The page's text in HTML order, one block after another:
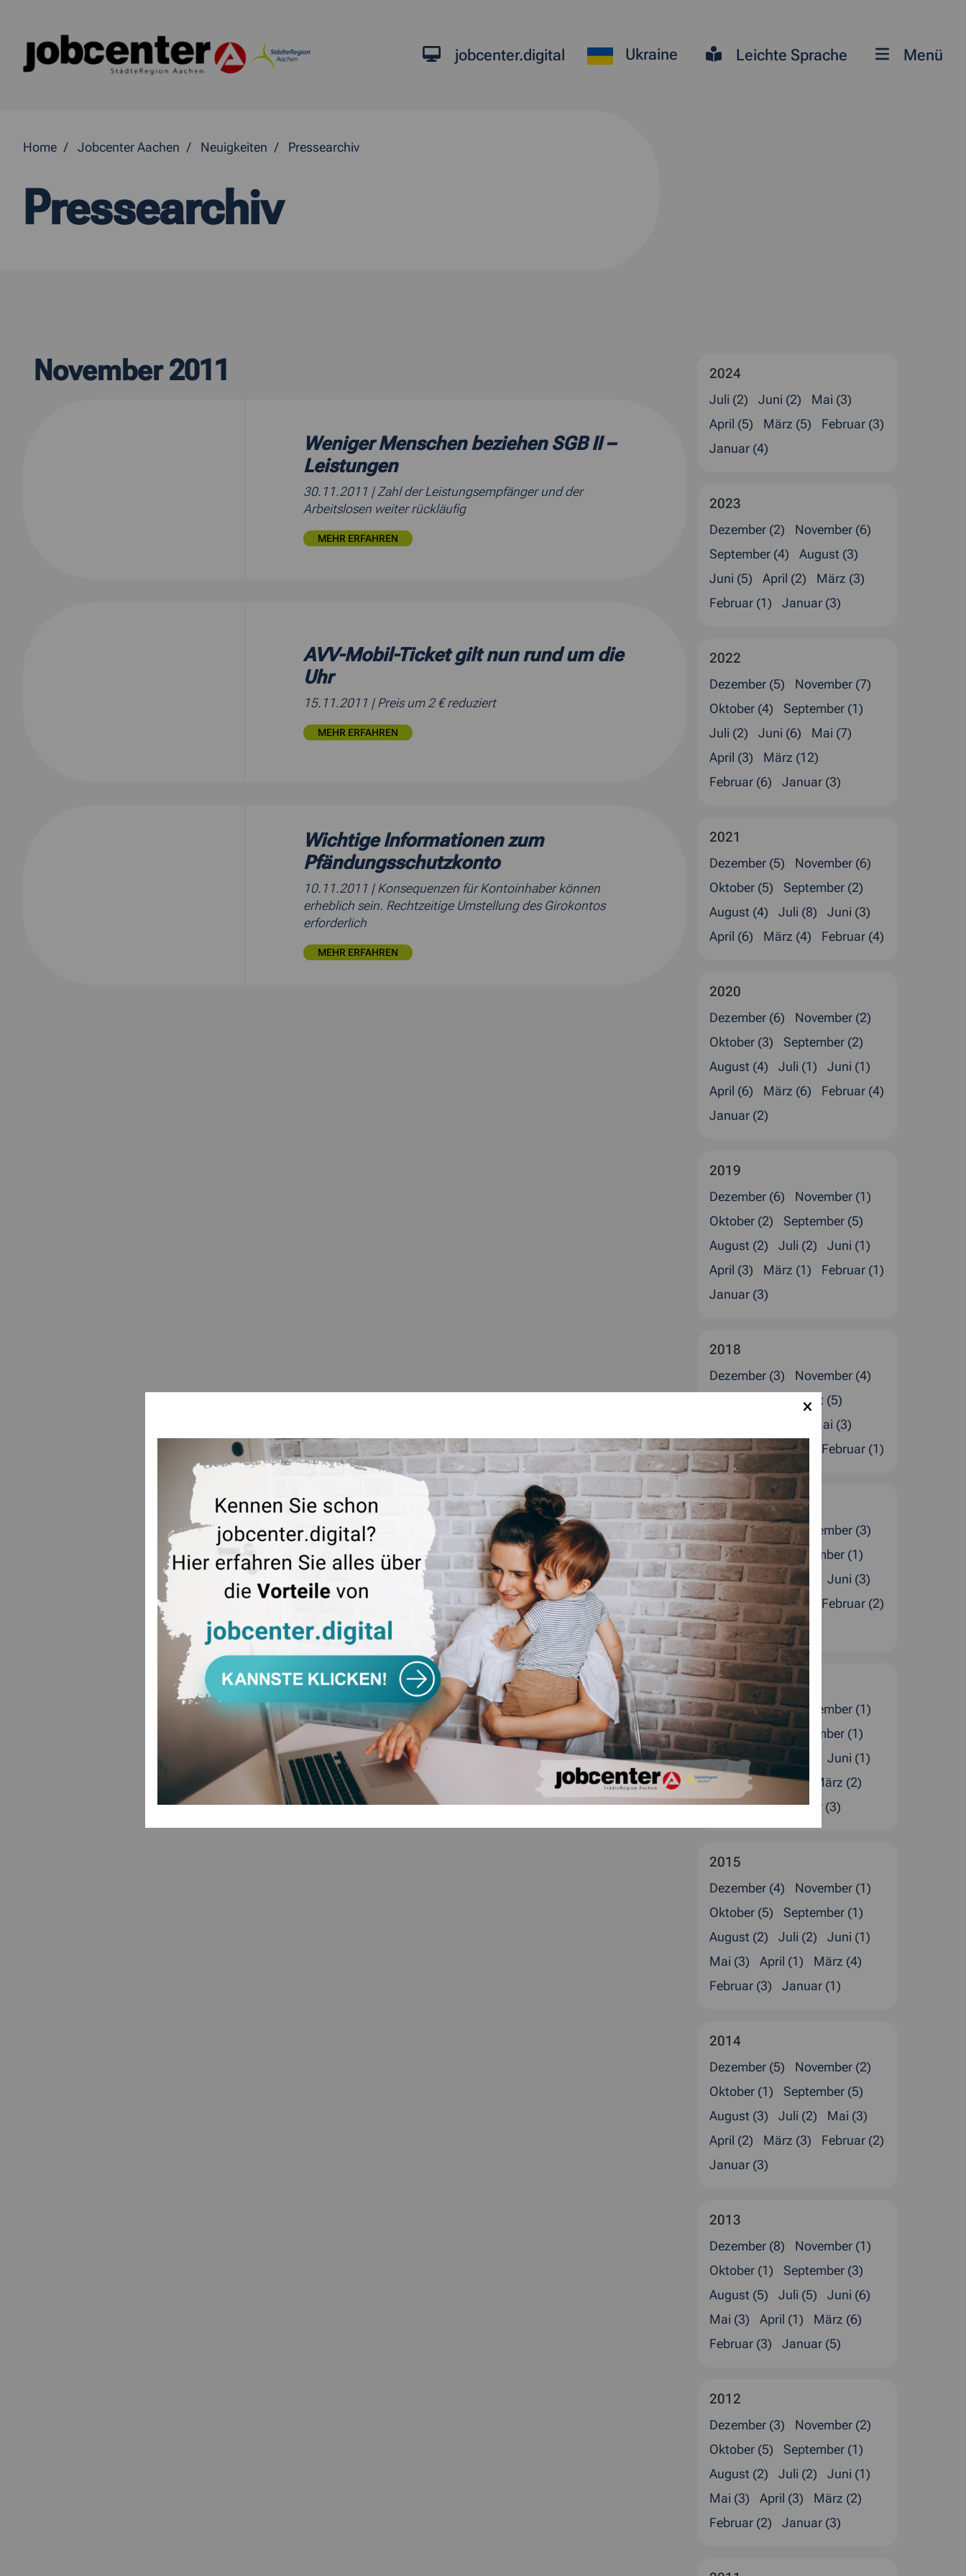
jobcenter.digital Ukraine Leichte Sprache Menü
Home Jobcenter Aachen Neuigkeiten Pressearchiv
Pressearchiv
November 2011
Weniger Menschen beziehen SGB II –
Leistungen
30.11.2011 | Zahl der Leistungsempfänger und der
Arbeitslosen weiter rückläufig
MEHR ERFAHREN
AVV-Mobil-Ticket gilt nun rund um die
Uhr
15.11.2011 | Preis um 2 € reduziert
MEHR ERFAHREN
Wichtige Informationen zum
Pfändungsschutzkonto
10.11.2011 | Konsequenzen für Kontoinhaber können
erheblich sein. Rechtzeitige Umstellung des Girokontos
erforderlich
MEHR ERFAHREN
2024
Juli (2) Juni (2)
Mai (3)
April (5)
März (5)
Februar (3)
Januar (4)
2023
Dezember (2)
November (6)
September (4)
August (3)
Juni (5)
April (2)
März (3)
Februar (1)
Januar (3)
2022
Dezember (5)
November (7)
Oktober (4)
September (1)
Juli (2)
Juni (6)
Mai (7)
April (3)
März (12)
Februar (6)
Januar (3)
2021
Dezember (5)
November (6)
Oktober (5)
September (2)
August (4)
Juli (8)
Juni (3)
April (6)
März (4) Februar (4)
2020
Dezember (6)
November (2)
Oktober (3)
September (2)
August (4)
Juli (1)
Juni (1)
April (6)
März (6)
Februar (4)
Januar (2)
2019
Dezember (6)
November (1)
Oktober (2)
September (5)
August (2)
Juli (2)
Juni (1)
April (3)
März (1)
Februar (1)
Januar (3)
2018
Dezember (3)
November (4)
August (5)
Mai (3)
April (1)
März (2) Februar (1)
2017
Dezember (4)
November (3)
Oktober (2)
September (1)
August (1)
Juli (4)
Juni (3)
April (2)
März (1)
Februar (2)
Januar (4)
2016
Dezember (5)
November (1)
Oktober (1)
September (1)
August (4)
Juli (2)
Juni (1)
Mai (1)
April (4)
März (2)
Februar (4)
Januar (3)
2015
Dezember (4)
November (1)
Oktober (5)
September (1)
August (2)
Juli (2)
Juni (1)
Mai (3)
April (1)
März (4)
Februar (3)
Januar (1)
2014
Dezember (5)
November (2)
Oktober (1)
September (5)
August (3)
Juli (2)
Mai (3)
April (2)
März (3)
Februar (2)
Januar (3)
2013
Dezember (8)
November (1)
Oktober (1)
September (3)
August (5)
Juli (5)
Juni (6)
Mai (3)
April (1)
März (6)
Februar (3)
Januar (5)
2012
Dezember (3)
November (2)
Oktober (5)
September (1)
August (2)
Juli (2)
Juni (1)
Mai (3)
April (3)
März (2)
Februar (2)
Januar (3)